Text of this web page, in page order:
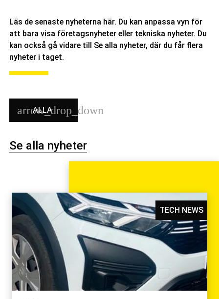
Läs de senaste nyheterna här. Du kan anpassa vyn för
att bara visa företagsnyheter eller tekniska nyheter. Du
kan också gå vidare till Se alla nyheter, där du får flera
nyheter i taget.
ALLA
Se alla nyheter
TECH NEWS